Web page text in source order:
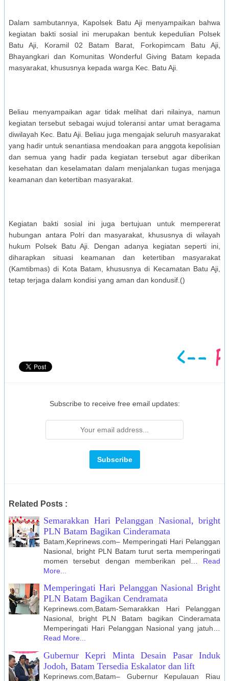
Dalam sambutannya, Kapolsek Batu Aji menyampaikan bahwa
kegiatan bakti sosial ini merupakan bentuk kepedulian Polsek
Batu Aji, Koramil 02 Batam Barat, Forkopimcam Batu Aji,
Bhayangkari dan Komunitas Wonderful Giving Batam kepada
masyarakat, khususnya kepada warga Kec. Batu Aji.
Beliau menyampaikan agar tidak melihat dari nilainya, namun
kegiatan tersebut sebagai wujud toleransi antar umat beragama
diwilayah Kec. Batu Aji. Beliau juga mengajak seluruh masyarakat
yang hadir untuk senantiasa mendoakan para anggota kepolisian
dan semua yang hadir pada kegiatan tersebut agar diberikan
kesehatan dan keselamatan dalam menjalankan tugas menjaga
keamanan dan ketertiban masyarakat.
Kegiatan bakti sosial ini juga bertujuan untuk mempererat
hubungan antara Polri dan masyarakat, khususnya di wilayah
hukum Polsek Batu Aji. Dengan adanya kegiatan seperti ini,
diharapkan situasi keamanan dan ketertiban masyarakat
(Kamtibmas) di Kota Batam, khususnya di Kecamatan Batu Aji,
tetap terjaga dalam kondisi yang aman dan kondusif.()
Subscribe to receive free email updates:
Related Posts :
Semarakkan Hari Pelanggan Nasional, bright
PLN Batam Bagikan Cinderamata
Batam,Keprinews.com– Memperingati Hari Pelanggan
Nasional, bright PLN Batam turut serta memperingati
momen tersebut dengan memberikan pel…
Read
More...
Memperingati Hari Pelanggan Nasional Bright
PLN Batam Bagikan Cendramata
Keprinews.com,Batam-Semarakkan Hari Pelanggan
Nasional, bright PLN Batam bagikan Cinderamata
Memperingati Hari Pelanggan Nasional yang jatuh…
Read More...
Gubernur Kepri Minta Desain Pasar Induk
Jodoh, Batam Tersedia Eskalator dan lift
Keprinews.com,Batam– Gubernur Kepulauan Riau